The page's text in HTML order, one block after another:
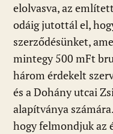
elolvasva, az
odáig jutottál el,
szerződésünket,
mintegy 500 mFt
három érdekelt
és a Dohány utcai
alapítványa
hogy felmondjuk az